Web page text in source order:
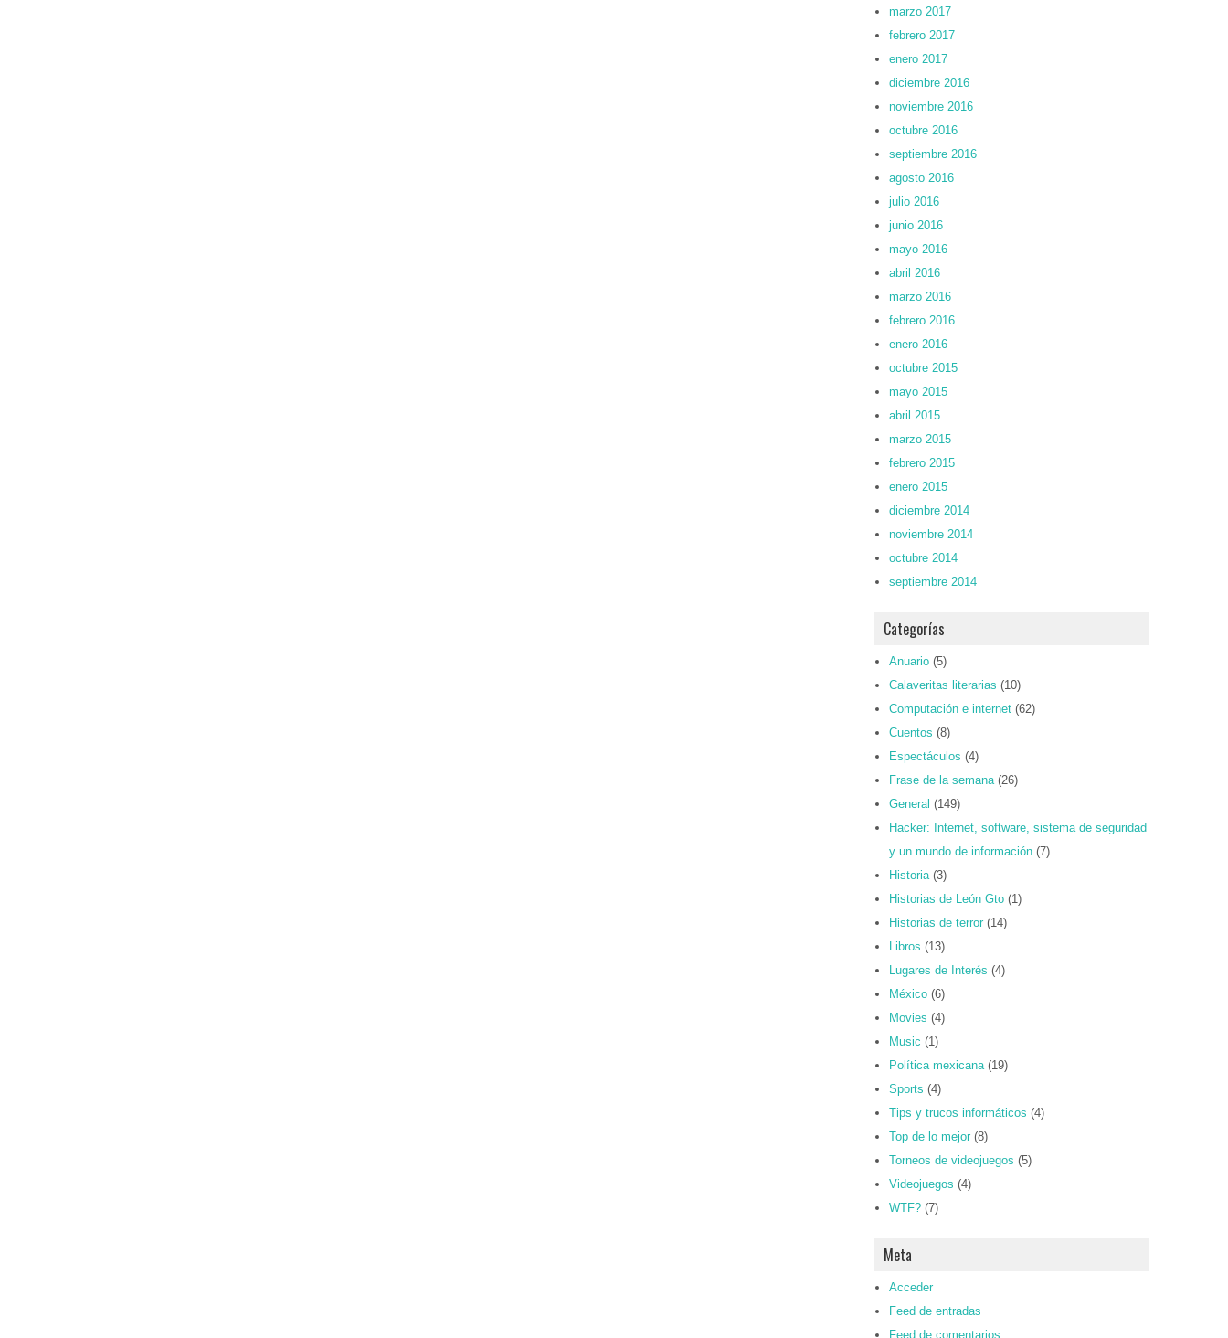
marzo 2017
febrero 2017
enero 2017
diciembre 2016
noviembre 2016
octubre 2016
septiembre 2016
agosto 2016
julio 2016
junio 2016
mayo 2016
abril 2016
marzo 2016
febrero 2016
enero 2016
octubre 2015
mayo 2015
abril 2015
marzo 2015
febrero 2015
enero 2015
diciembre 2014
noviembre 2014
octubre 2014
septiembre 2014
Categorías
Anuario (5)
Calaveritas literarias (10)
Computación e internet (62)
Cuentos (8)
Espectáculos (4)
Frase de la semana(26)
General (149)
Hacker: Internet, software, sistema de seguridad
y un mundo de información (7)
Historia(3)
Historias de León Gto (1)
Historias de terror (14)
Libros (13)
Lugares de Interés (4)
México (6)
Movies (4)
Music (1)
Política mexicana(19)
Sports (4)
Tips y trucos informáticos (4)
Top de lo mejor (8)
Torneos de videojuegos (5)
Videojuegos (4)
WTF? (7)
Meta
Acceder
Feed de entradas
Feed de comentarios